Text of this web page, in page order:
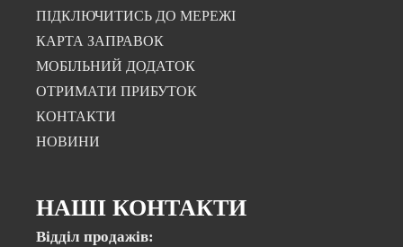
ПІДКЛЮЧИТИСЬ ДО МЕРЕЖІ
КАРТА ЗАПРАВОК
МОБІЛЬНИЙ ДОДАТОК
ОТРИМАТИ ПРИБУТОК
КОНТАКТИ
НОВИНИ
НАШІ КОНТАКТИ
Відділ продажів: